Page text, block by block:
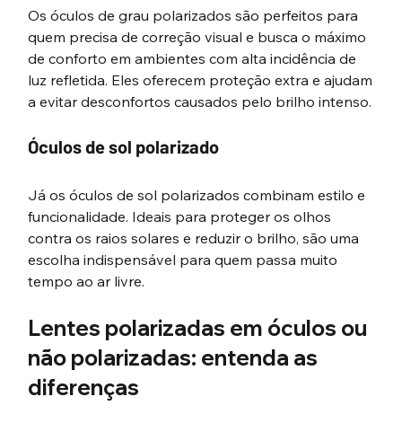
Os óculos de grau polarizados são perfeitos para
quem precisa de correção visual e busca o máximo
de conforto em ambientes com alta incidência de
luz refletida. Eles oferecem proteção extra e ajudam
a evitar desconfortos causados pelo brilho intenso.
Óculos de sol polarizado
Já os óculos de sol polarizados combinam estilo e
funcionalidade. Ideais para proteger os olhos
contra os raios solares e reduzir o brilho, são uma
escolha indispensável para quem passa muito
tempo ao ar livre.
Lentes polarizadas em óculos ou
não polarizadas: entenda as
diferenças